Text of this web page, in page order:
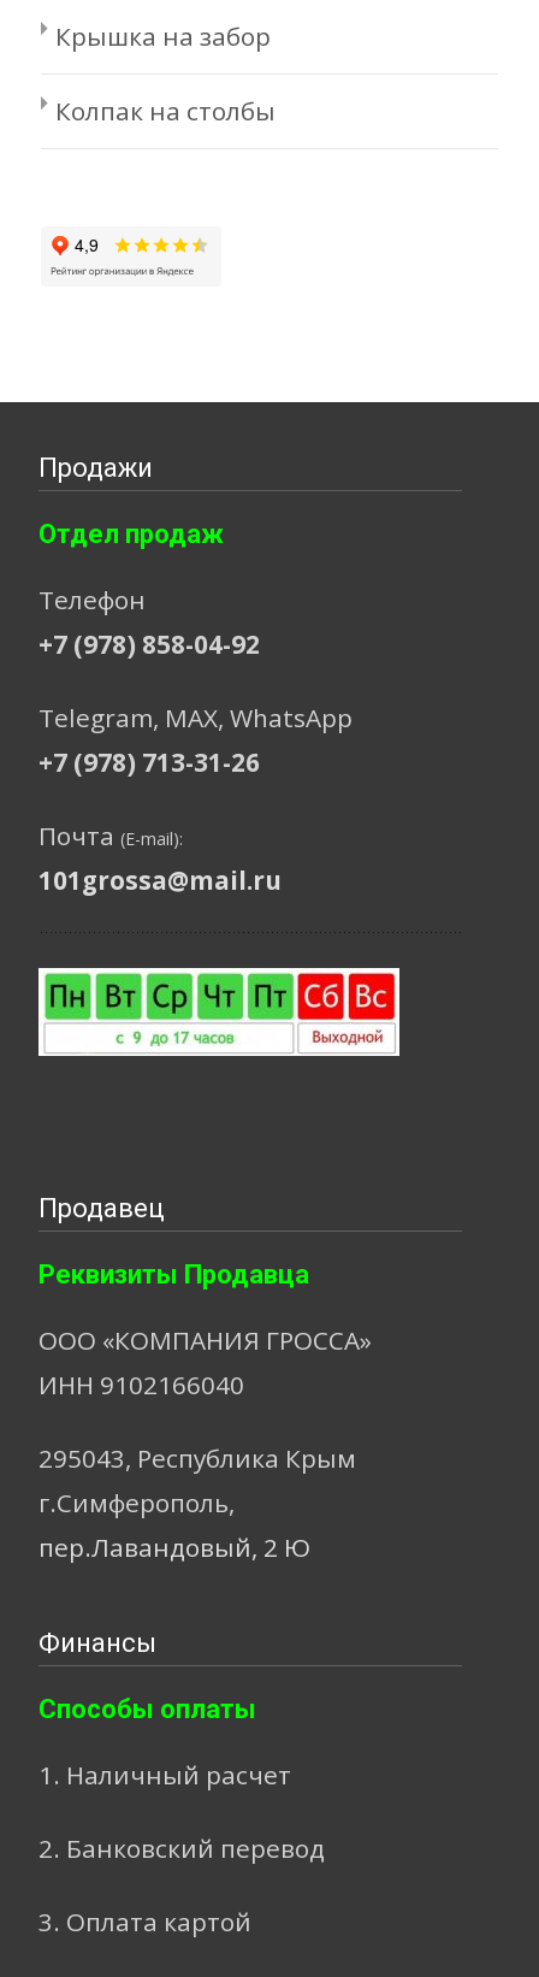
Крышка на забор
Колпак на столбы
Продажи
Отдел продаж
Телефон
+7 (978) 858-04-92
Telegram, МАХ, WhatsApp
+7 (978) 713-31-26
Почта (E-mail):
101grossa@mail.ru
Продавец
Реквизиты Продавца
ООО «КОМПАНИЯ ГРОССА»
ИНН 9102166040
295043, Республика Крым
г.Симферополь,
пер.Лавандовый, 2 Ю
Финансы
Способы оплаты
1. Наличный расчет
2. Банковский перевод
3. Оплата картой